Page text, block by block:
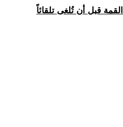
قبل أن تُلغى تلقائاً